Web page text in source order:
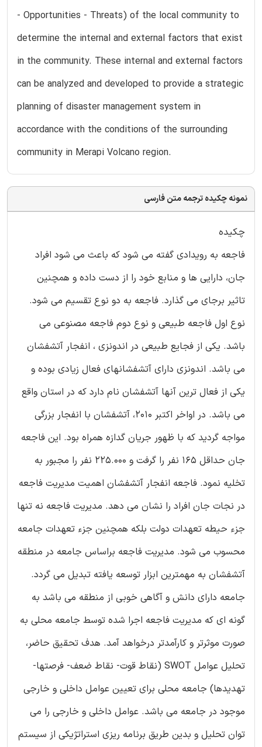
- Opportunities - Threats) of the local community to
determine the internal and external factors that exist
in the community. These internal and external factors
can be analyzed and developed to provide a strategic
planning of disaster management system in
accordance with the conditions of the surrounding
community in Merapi Volcano region.
نمونه چکیده ترجمه متن فارسی
چکیده
فاجعه به رویدادی گفته می شود که باعث می شود افراد
جان، دارایی ها و منابع خود را از دست داده و همچنین
تاثیر برجای می گذارد. فاجعه به دو نوع تقسیم می شود.
نوع اول فاجعه طبیعی و نوع دوم فاجعه مصنوعی می
باشد. یکی از فجایع طبیعی در اندونزی ، انفجار آتشفشان
می باشد. اندونزی دارای آتشفشانهای فعال زیادی بوده و
یکی از فعال ترین آنها آتشفشان نام دارد که در استان واقع
می باشد. در اواخر اکتبر 2010، آتشفشان با انفجار بزرگی
مواجه گردید که با ظهور جریان گدازه همراه بود. این فاجعه
جان حداقل 165 نفر را گرفت و 225.000 نفر را مجبور به
تخلیه نمود. فاجعه انفجار آتشفشان اهمیت مدیریت فاجعه
در نجات جان افراد را نشان می دهد. مدیریت فاجعه نه تنها
جزء حیطه تعهدات دولت بلکه همچنین جزء تعهدات جامعه
محسوب می شود. مدیریت فاجعه براساس جامعه در منطقه
آتشفشان به مهمترین ابزار توسعه یافته تبدیل می گردد.
جامعه دارای دانش و آگاهی خوبی از منطقه می باشد به
گونه ای که مدیریت فاجعه اجرا شده توسط جامعه محلی به
صورت موثرتر و کارآمدتر درخواهد آمد. هدف تحقیق حاضر،
تحلیل عوامل SWOT (نقاط قوت- نقاط ضعف- فرصتها-
تهدیدها) جامعه محلی برای تعیین عوامل داخلی و خارجی
موجود در جامعه می باشد. عوامل داخلی و خارجی را می
توان تحلیل و بدین طریق برنامه ریزی استراتژیکی از سیستم